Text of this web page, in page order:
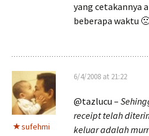
yang cetakannya
beberapa waktu
sufehmi
6/4/2008 at 21:22
@tazlucu –
receipt telah
keluar adalah